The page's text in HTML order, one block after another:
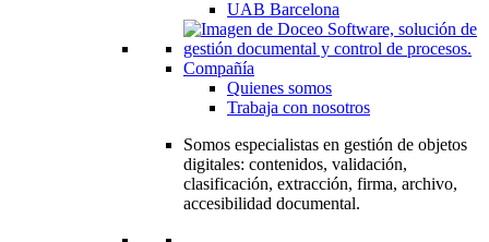
UAB Barcelona
Compañía
Quienes somos
Trabaja con nosotros
Somos especialistas en gestión de objetos
digitales: contenidos, validación,
clasificación, extracción, firma, archivo,
accesibilidad documental.